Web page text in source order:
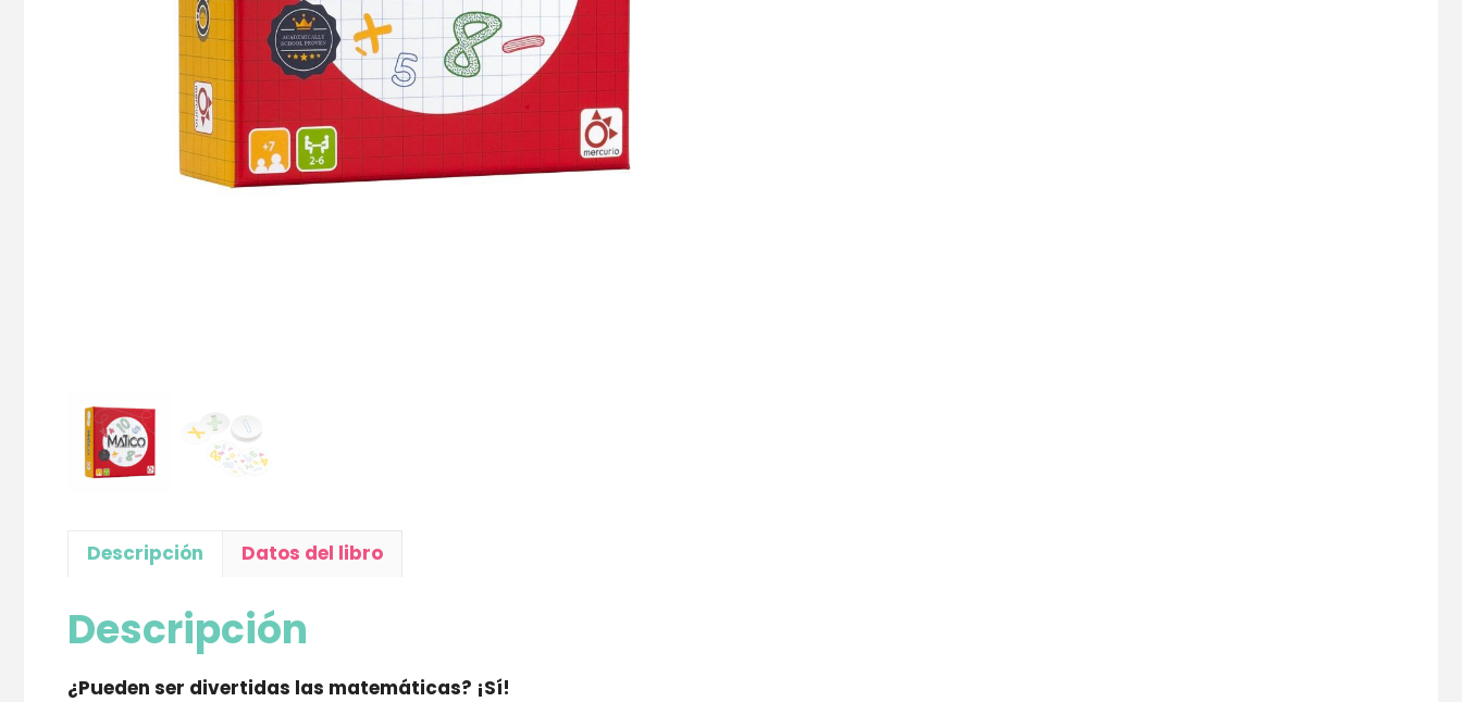
Descripción Datos del libro
Descripción
¿Pueden ser divertidas las matemáticas? ¡Sí!